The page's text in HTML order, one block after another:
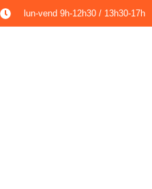
lun-vend 9h-12h30 / 13h30-17h​